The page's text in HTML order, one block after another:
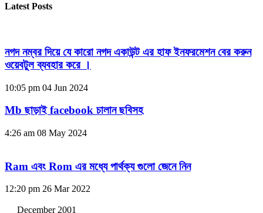
Latest Posts
নগদ নম্বর দিয়ে যে কারো নগদ একাউন্ট এর হাফ ইনফরমেশন বের করুন
ওয়েবটুল ব্যবহার করে ।
10:05 pm 04 Jun 2024
Mb ছাড়াই facebook চালান ছবিসহ
4:26 am 08 May 2024
Ram এবং Rom এর মধ্যে পার্থক্য গুলো জেনে নিন
12:20 pm 26 Mar 2022
December 2001